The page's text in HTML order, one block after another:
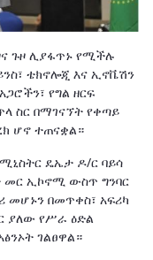
ጉዞ ሊያፋጥኑ የሚችሉ
ቴክኖሎጂ እና ኢኖቬሽን
የግል ዘርፍ
ስር በማገናኘት የቀጣይ
ሆኖ ተጠናቋል።
ዴኤታ ዶ/ር ባይሳ
መር ኢኮኖሚ ውስጥ ግንባር
በመጥቀስ፣ አፍሪካ
ያለው የሥራ ዕድል
ገልፀዋል።